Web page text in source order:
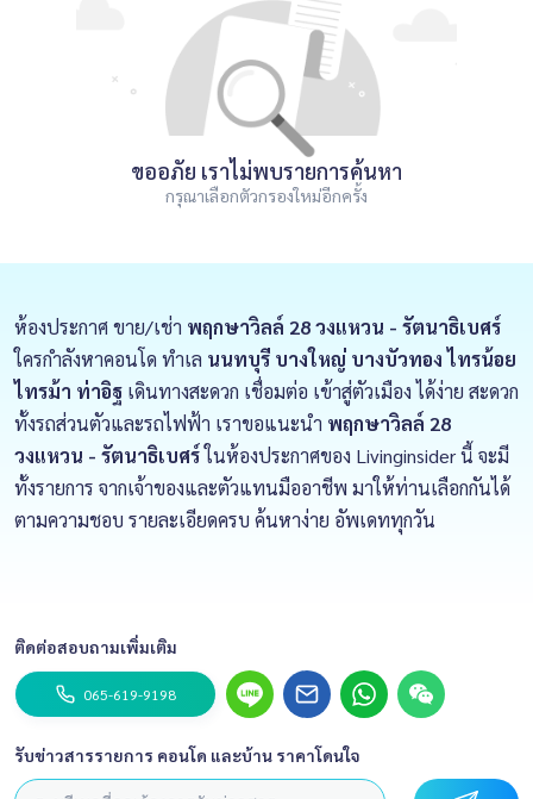
ขออภัย เราไม่พบรายการค้นหา
กรุณาเลือกตัวกรองใหม่อีกครั้ง
ห้องประกาศ ขาย/เช่า พฤกษาวิลล์ 28 วงแหวน - รัตนาธิเบศร์
ใครกำลังหาคอนโด ทำเล นนทบุรี บางใหญ่ บางบัวทอง ไทรน้อย
ไทรม้า ท่าอิฐ เดินทางสะดวก เชื่อมต่อ เข้าสู่ตัวเมือง ได้ง่าย สะดวก
ทั้งรถส่วนตัวและรถไฟฟ้า เราขอแนะนำ พฤกษาวิลล์ 28
วงแหวน - รัตนาธิเบศร์ในห้องประกาศของ Livinginsider นี้ จะมี
ทั้งรายการ จากเจ้าของและตัวแทนมืออาชีพ มาให้ท่านเลือกกันได้
ตามความชอบ รายละเอียดครบ ค้นหาง่าย อัพเดททุกวัน
ติดต่อสอบถามเพิ่มเติม
065-619-9198
รับข่าวสารรายการ คอนโด และบ้าน ราคาโดนใจ